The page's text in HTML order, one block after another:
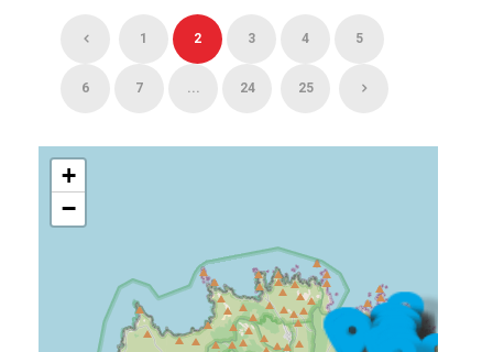
1 2 3 4 5
6 7 ... 24 25
+
−